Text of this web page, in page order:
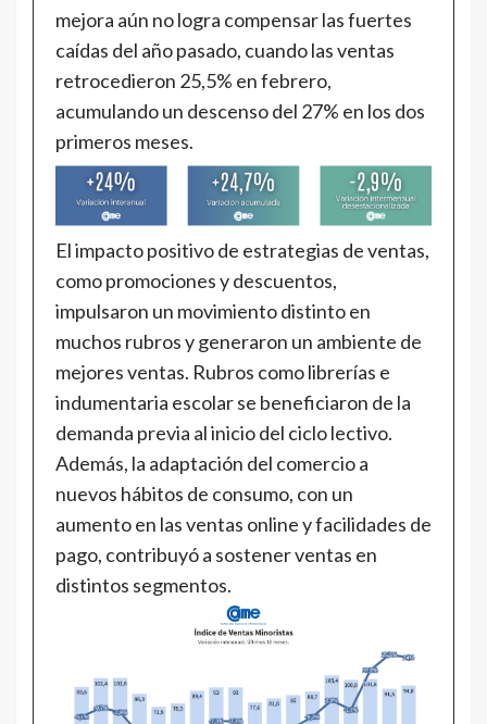
mejora aún no logra compensar las fuertes
caídas del año pasado, cuando las ventas
retrocedieron 25,5% en febrero,
acumulando un descenso del 27% en los dos
primeros meses.
El impacto positivo de estrategias de ventas,
como promociones y descuentos,
impulsaron un movimiento distinto en
muchos rubros y generaron un ambiente de
mejores ventas. Rubros como librerías e
indumentaria escolar se beneficiaron de la
demanda previa al inicio del ciclo lectivo.
Además, la adaptación del comercio a
nuevos hábitos de consumo, con un
aumento en las ventas online y facilidades de
pago, contribuyó a sostener ventas en
distintos segmentos.